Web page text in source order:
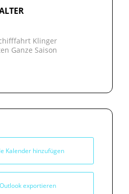
Klinger
Ganze Saison
Kalender hinzufügen
exportieren